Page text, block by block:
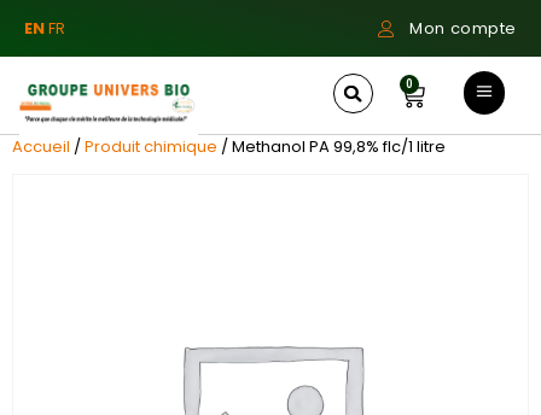
ENFR Mon compte
0
Accueil /Produit chimique / Methanol PA 99,8% flc/1 litre